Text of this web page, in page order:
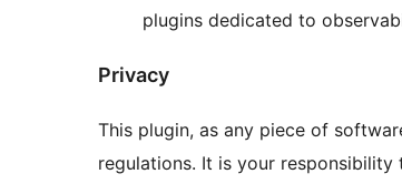
plugins dedicated to
Privacy
This plugin, as any piece of
regulations. It is your